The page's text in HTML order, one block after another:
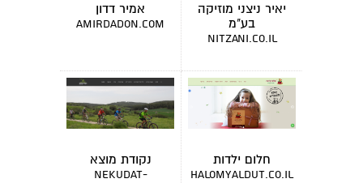
יאיר ניצני מוזיקה
בע"מ
nitzani.co.il
אמיר דדון
amirdadon.com
חלום ילדות
halomyaldut.co.il
נקודת מוצא
nekudat-